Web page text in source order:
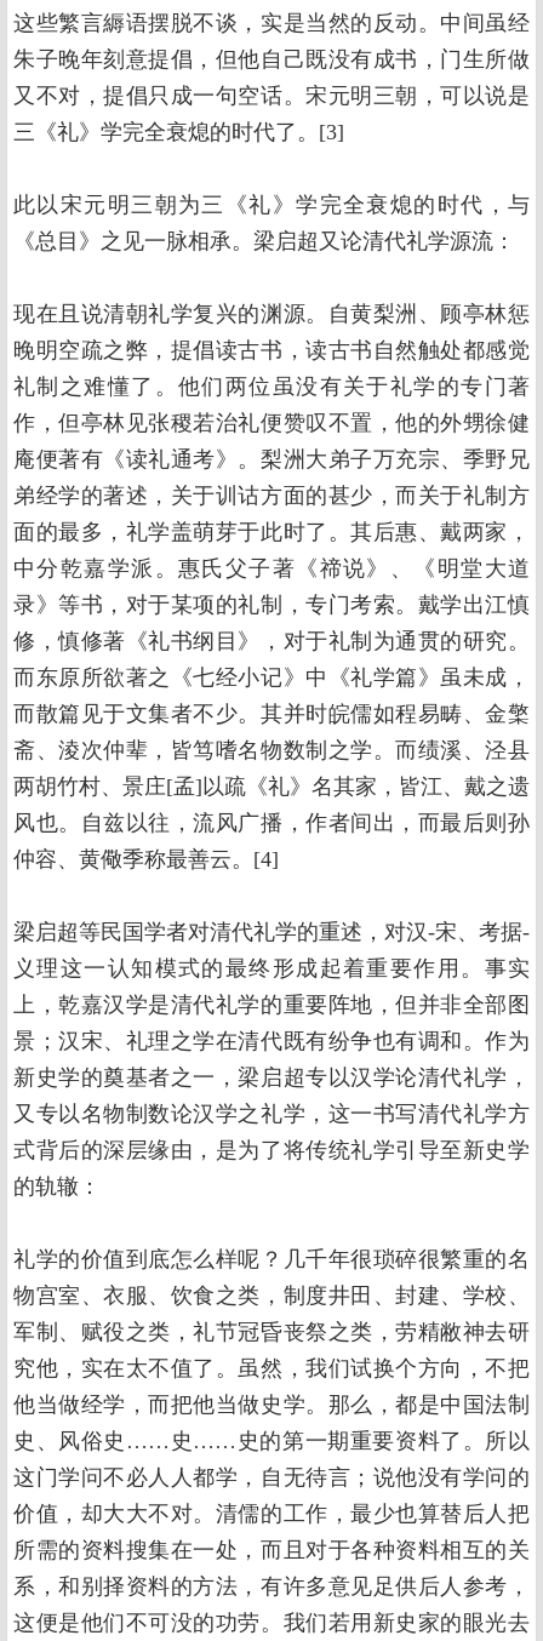
这些繁言縟语摆脱不谈，实是当然的反动。中间虽经
朱子晚年刻意提倡，但他自己既没有成书，门生所做
又不对，提倡只成一句空话。宋元明三朝，可以说是
三《礼》学完全衰熄的时代了。[3]
此以宋元明三朝为三《礼》学完全衰熄的时代，与
《总目》之见一脉相承。梁启超又论清代礼学源流：
现在且说清朝礼学复兴的渊源。自黄梨洲、顾亭林惩
晚明空疏之弊，提倡读古书，读古书自然触处都感觉
礼制之难懂了。他们两位虽没有关于礼学的专门著
作，但亭林见张稷若治礼便赞叹不置，他的外甥徐健
庵便著有《读礼通考》。梨洲大弟子万充宗、季野兄
弟经学的著述，关于训诂方面的甚少，而关于礼制方
面的最多，礼学盖萌芽于此时了。其后惠、戴两家，
中分乾嘉学派。惠氏父子著《禘说》、《明堂大道
录》等书，对于某项的礼制，专门考索。戴学出江慎
修，慎修著《礼书纲目》，对于礼制为通贯的研究。
而东原所欲著之《七经小记》中《礼学篇》虽未成，
而散篇见于文集者不少。其并时皖儒如程易畴、金檠
斋、淩次仲辈，皆笃嗜名物数制之学。而绩溪、泾县
两胡竹村、景庄[孟]以疏《礼》名其家，皆江、戴之遗
风也。自兹以往，流风广播，作者间出，而最后则孙
仲容、黄儆季称最善云。[4]
梁启超等民国学者对清代礼学的重述，对汉-宋、考据-
义理这一认知模式的最终形成起着重要作用。事实
上，乾嘉汉学是清代礼学的重要阵地，但并非全部图
景；汉宋、礼理之学在清代既有纷争也有调和。作为
新史学的奠基者之一，梁启超专以汉学论清代礼学，
又专以名物制数论汉学之礼学，这一书写清代礼学方
式背后的深层缘由，是为了将传统礼学引导至新史学
的轨辙：
礼学的价值到底怎么样呢？几千年很琐碎很繁重的名
物宫室、衣服、饮食之类，制度井田、封建、学校、
军制、赋役之类，礼节冠昏丧祭之类，劳精敝神去研
究他，实在太不值了。虽然，我们试换个方向，不把
他当做经学，而把他当做史学。那么，都是中国法制
史、风俗史……史……史的第一期重要资料了。所以
这门学问不必人人都学，自无待言；说他没有学问的
价值，却大大不对。清儒的工作，最少也算替后人把
所需的资料搜集在一处，而且对于各种资料相互的关
系，和别择资料的方法，有许多意见足供后人参考，
这便是他们不可没的功劳。我们若用新史家的眼光去